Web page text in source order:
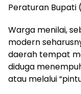
Peraturan Bupati
Warga menilai,
modern
daerah tempat
diduga
atau melalui